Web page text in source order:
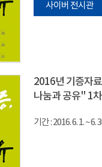
사이버 전시관
2016년 기증자
나눔과 공유" 1차
기간 : 2016. 6. 1. ~ 6.